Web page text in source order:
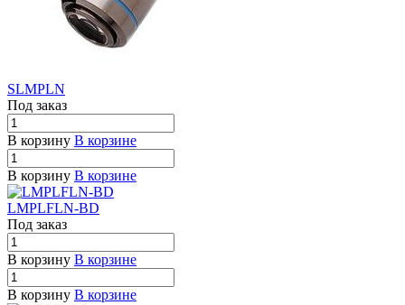
SLMPLN
Под заказ
В корзину В корзине
В корзину В корзине
LMPLFLN-BD
Под заказ
В корзину В корзине
В корзину В корзине